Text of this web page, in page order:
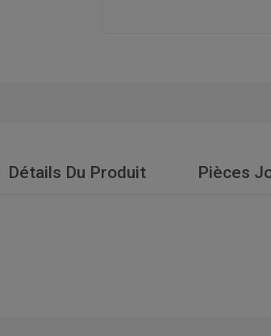
Détails Du Produit Pièces